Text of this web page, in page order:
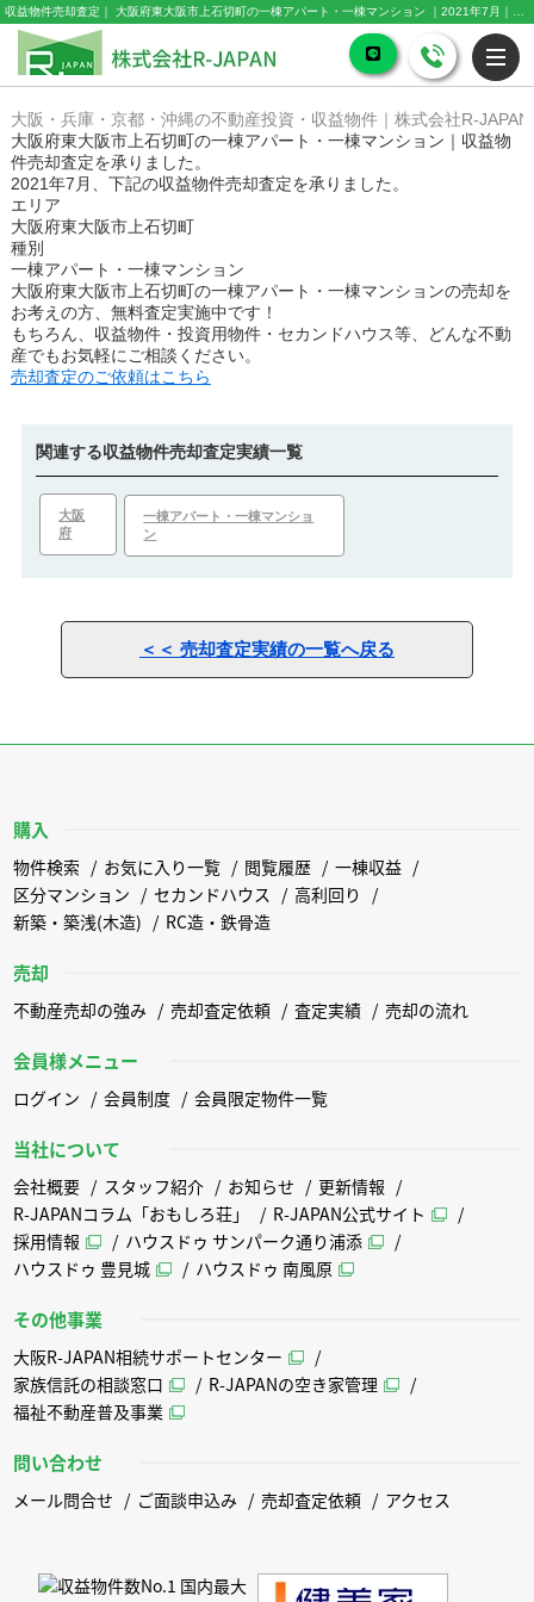
大阪・兵庫・京都・沖縄の不動産投資・収益物件｜株式会社R-JAPAN
大阪府東大阪市上石切町の一棟アパート・一棟マンション｜収益物
件売却査定を承りました。
2021年7月、下記の収益物件売却査定を承りました。
エリア
大阪府東大阪市上石切町
種別
一棟アパート・一棟マンション
大阪府東大阪市上石切町の一棟アパート・一棟マンションの売却を
お考えの方、無料査定実施中です！
もちろん、収益物件・投資用物件・セカンドハウス等、どんな不動
産でもお気軽にご相談ください。
売却査定のご依頼はこちら
関連する収益物件売却査定実績一覧
大阪
府
一棟アパート・一棟マンショ
ン
＜＜ 売却査定実績の一覧へ戻る
購入
物件検索 お気に入り一覧 閲覧履歴
一棟収益
区分マンション
セカンドハウス
高利回り
新築・築浅(木造)
RC造・鉄骨造
売却
不動産売却の強み 売却査定依頼 査定実績 売却の流れ
会員様メニュー
ログイン 会員制度 会員限定物件一覧
当社について
会社概要 スタッフ紹介 お知らせ
更新情報
R-JAPANコラム「おもしろ荘」
R-JAPAN公式サイト
採用情報
ハウスドゥ サンパーク通り浦添
ハウスドゥ 豊見城
ハウスドゥ 南風原
その他事業
大阪R-JAPAN相続サポートセンター
家族信託の相談窓口
R-JAPANの空き家管理
福祉不動産普及事業
問い合わせ
メール問合せ ご面談申込み 売却査定依頼 アクセス